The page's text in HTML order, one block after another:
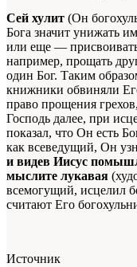
Сей хулит (Он
Бога значит унижать
или еще —
например, прощать
один Бог. Таким
книжники обвиняли
право прощения
Господь далее, при
показал, что Он есть
как всеведущий, Он
и видев Иисус
мыслите лукавая
всемогущий, исцелил
считают Его
Источник